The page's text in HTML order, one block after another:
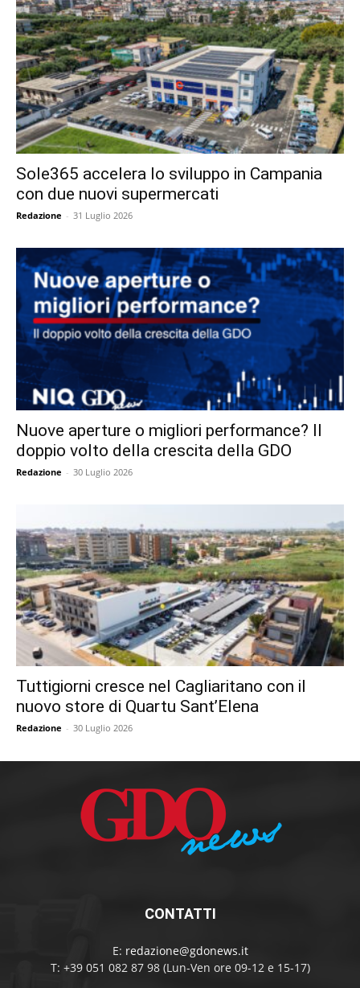
Sole365 accelera lo sviluppo in Campania
con due nuovi supermercati
Redazione - 31 Luglio 2026
Nuove aperture o migliori performance? Il
doppio volto della crescita della GDO
Redazione - 30 Luglio 2026
Tuttigiorni cresce nel Cagliaritano con il
nuovo store di Quartu Sant’Elena
Redazione - 30 Luglio 2026
CONTATTI
E: redazione@gdonews.it
T: +39 051 082 87 98 (Lun-Ven ore 09-12 e 15-17)